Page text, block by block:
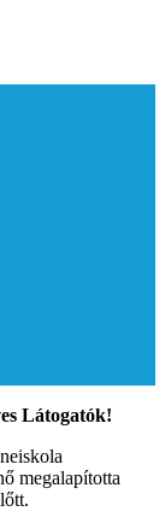
Látogatók!
megalapította